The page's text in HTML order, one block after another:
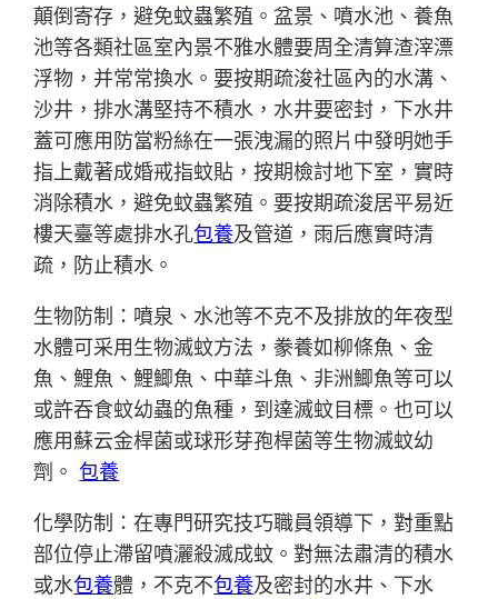
顛倒寄存，避免蚊蟲繁殖。盆景、噴水池、養魚
池等各類社區室內景不雅水體要周全清算渣滓漂
浮物，并常常換水。要按期疏浚社區內的水溝、
沙井，排水溝堅持不積水，水井要密封，下水井
蓋可應用防當粉絲在一張洩漏的照片中發明她手
指上戴著成婚戒指蚊貼，按期檢討地下室，實時
消除積水，避免蚊蟲繁殖。要按期疏浚居平易近
樓天臺等處排水孔包養及管道，雨后應實時清
疏，防止積水。
生物防制：噴泉、水池等不克不及排放的年夜型
水體可采用生物滅蚊方法，豢養如柳條魚、金
魚、鯉魚、鯉鯽魚、中華斗魚、非洲鯽魚等可以
或許吞食蚊幼蟲的魚種，到達滅蚊目標。也可以
應用蘇云金桿菌或球形芽孢桿菌等生物滅蚊幼
劑。包養
化學防制：在專門研究技巧職員領導下，對重點
部位停止滯留噴灑殺滅成蚊。對無法肅清的積水
或水包養體，不克不包養及密封的水井、下水